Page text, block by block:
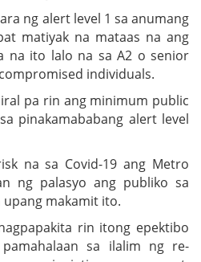
ng alert level 1 sa anumang
matiyak na mataas na ang
na ito lalo na sa A2 o senior
individuals.
pa rin ang minimum public
pinakamababang alert level
na sa Covid-19 ang Metro
ng palasyo ang publiko sa
upang makamit ito.
rin itong epektibo
sa ilalim ng re-